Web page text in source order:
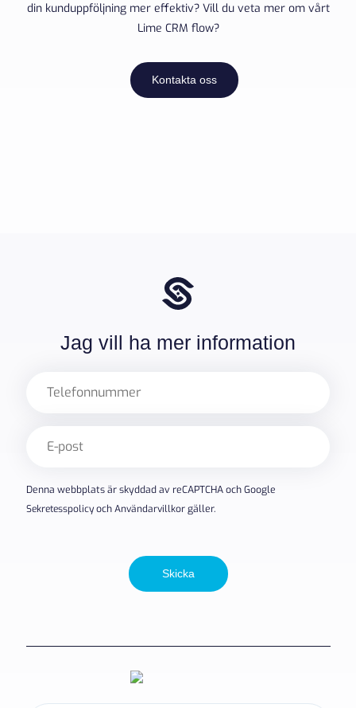
din kunduppföljning mer effektiv? Vill du veta mer om vårt
Lime CRM flow?
Kontakta oss
Jag vill ha mer information
post
Denna webbplats är skyddad av reCAPTCHA och Google
SekretesspolicyochAnvändarvillkorgäller.
Skicka